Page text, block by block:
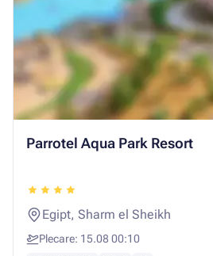
Parrotel Aqua Park Resort
Egipt, Sharm el Sheikh
Plecare: 15.08 00:10